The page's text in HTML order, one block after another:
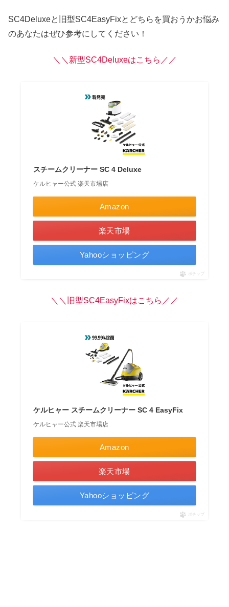
SC4Deluxeと旧型SC4EasyFixとどちらを買おうかお悩み
のあなたはぜひ参考にしてください！
＼＼新型SC4Deluxeはこちら／／
スチームクリーナー SC 4 Deluxe
ケルヒャー公式 楽天市場店
Amazon
楽天市場
Yahooショッピング
ポチップ
＼＼旧型SC4EasyFixはこちら／／
ケルヒャー スチームクリーナー SC 4 EasyFix
ケルヒャー公式 楽天市場店
Amazon
楽天市場
Yahooショッピング
ポチップ